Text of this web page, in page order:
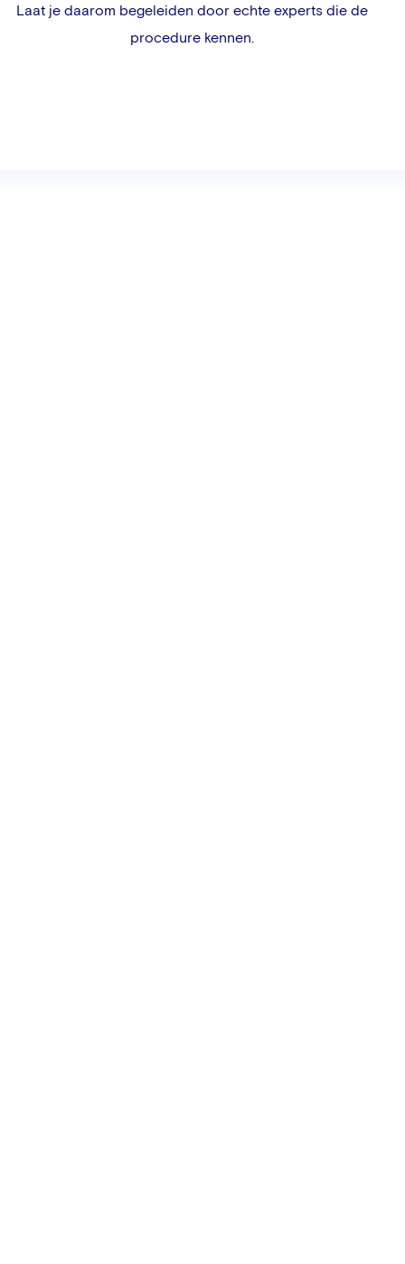
Laat je daarom begeleiden door echte experts die de
procedure kennen.